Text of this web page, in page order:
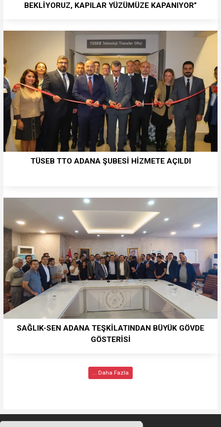
BEKLİYORUZ, KAPILAR YÜZÜMÜZE KAPANIYOR”
TÜSEB TTO ADANA ŞUBESİ HİZMETE AÇILDI
SAĞLIK-SEN ADANA TEŞKİLATINDAN BÜYÜK GÖVDE
GÖSTERİSİ
... Daha Fazla